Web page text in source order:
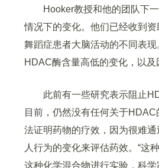
Hooker教授和他的团队下一
情况下的变化。他们已经收到
舞蹈症患者大脑活动的不同表
HDAC酶含量高低的变化，以及
此前有一些研究表示阻止
目前，仍然没有任何关于
法证明药物的疗效，因为很难
人行为的变化来评估药效。“这
这种化学混合物进行实验，科